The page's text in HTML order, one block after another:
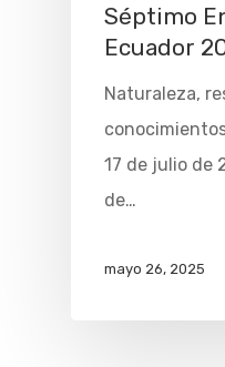
Séptimo
Ecuador
Naturaleza,
17 de julio de
de…
mayo 26, 2025